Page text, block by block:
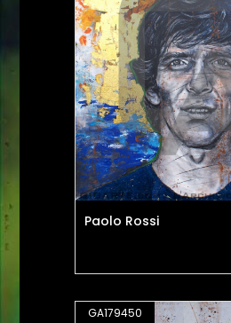
Paolo Rossi
GA179450